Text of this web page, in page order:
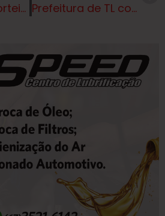
Mega-Sena sorteia prêmio acumulado em R$ 8 milhões nesta terça-feira Prefeitura de TL convoca população para participação em audiências públicas sobre orçamento e prestação de contas